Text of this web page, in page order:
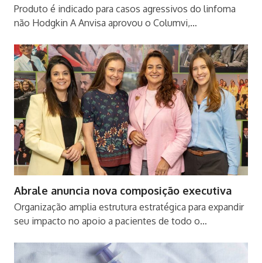
Produto é indicado para casos agressivos do linfoma
não Hodgkin A Anvisa aprovou o Columvi,…
Abrale anuncia nova composição executiva
Organização amplia estrutura estratégica para expandir
seu impacto no apoio a pacientes de todo o…